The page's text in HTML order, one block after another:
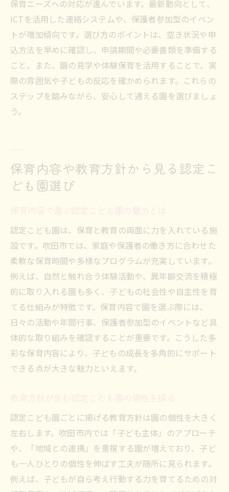
保育ニーズへの対応が進んでいます。最新動向として、
ICTを活用した連絡システムや、保護者参加型のイベン
トが増加傾向です。選び方のポイントは、空き状況や申
込方法を早めに確認し、申請期間や必要書類を準備する
こと。また、園の見学や体験保育を活用することで、実
際の雰囲気や子どもの反応を確かめられます。これらの
ステップを踏みながら、安心して通える園を選びましょ
う。
保育内容や教育方針から見る認定こ
ども園選び
保育内容で選ぶ認定こども園の魅力とは
認定こども園は、保育と教育の両面に力を入れている施
設です。吹田市では、家庭や保護者の働き方に合わせた
柔軟な保育時間や多様なプログラムが充実しています。
例えば、自然と触れ合う体験活動や、異年齢交流を積極
的に取り入れる園も多く、子どもの社会性や自主性を育
てる仕組みが特徴です。保育内容で園を選ぶ際には、
日々の活動や年間行事、保護者参加型のイベントなど具
体的な取り組みを確認することが重要です。こうした多
彩な保育内容により、子どもの成長を多角的にサポート
できる点が大きな魅力といえます。
教育方針が生む認定こども園の個性を探る
認定こども園ごとに掲げる教育方針は園の個性を大きく
左右します。吹田市内では「子ども主体」のアプローチ
や、「地域との連携」を重視する園が増えており、子ど
も一人ひとりの個性を伸ばす工夫が随所に見られます。
例えば、子どもが自ら考え行動する力を育てるための対